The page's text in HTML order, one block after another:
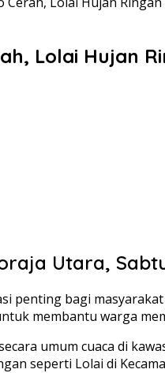
Lolai Hujan
Utara,
penting bagi
membantu warga
umum cuaca di
seperti Lolai di